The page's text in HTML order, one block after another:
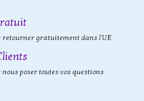
retourner gratuitement dans l'UE
nous poser toutes vos questions